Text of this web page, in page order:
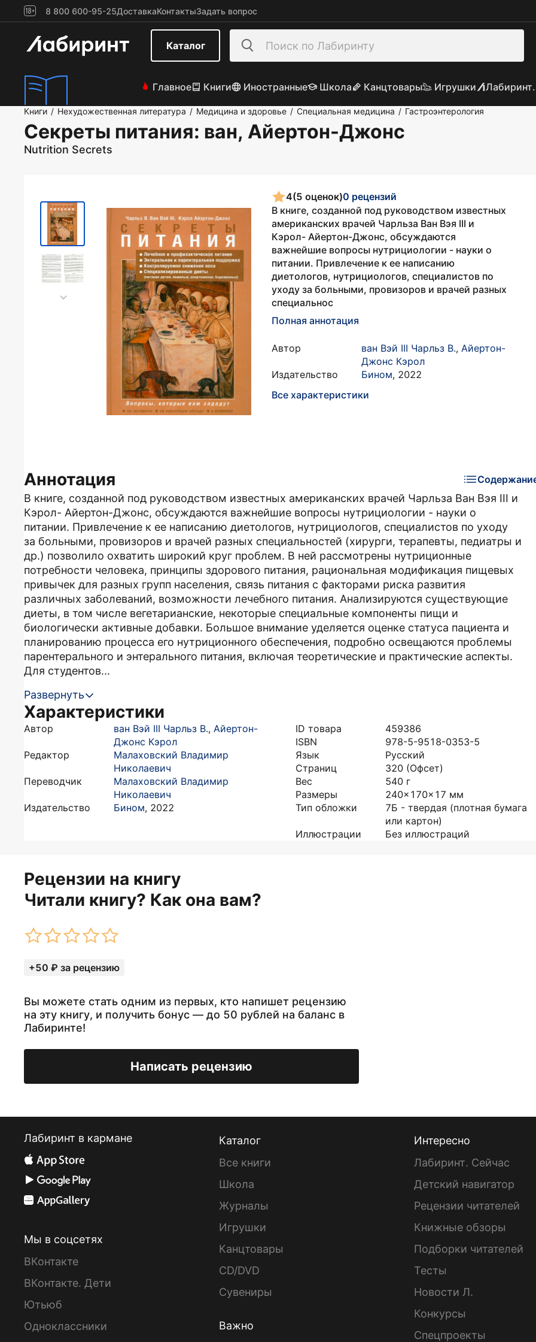
8 800 600-95-25ДоставкаКонтактыЗадать вопрос
Каталог
Главное Книги Иностранные Школа Канцтовары Игрушки
Книги / Нехудожественная литература / Медицина и здоровье / Специальная медицина / Гастроэнтерология
Секреты питания: ван, Айертон-Джонс
Nutrition Secrets
4(5 оценок)0 рецензий
В книге, созданной под руководством известных
американских врачей Чарльза Ван Вэя III и
Кэрол- Айертон-Джонс, обсуждаются
важнейшие вопросы нутрициологии - науки о
питании. Привлечение к ее написанию
диетологов, нутрициологов, специалистов по
уходу за больными, провизоров и врачей разных
специальнос
Полная аннотация
Автор ван Вэй III Чарльз В., Айертон-
Джонс Кэрол
Издательство
Бином, 2022
Все характеристики
Аннотация
В книге, созданной под руководством известных американских врачей Чарльза Ван Вэя III и
Кэрол- Айертон-Джонс, обсуждаются важнейшие вопросы нутрициологии - науки о
питании. Привлечение к ее написанию диетологов, нутрициологов, специалистов по уходу
за больными, провизоров и врачей разных специальностей (хирурги, терапевты, педиатры и
др.) позволило охватить широкий круг проблем. В ней рассмотрены нутриционные
потребности человека, принципы здорового питания, рациональная модификация пищевых
привычек для разных групп населения, связь питания с факторами риска развития
различных заболеваний, возможности лечебного питания. Анализируются существующие
диеты, в том числе вегетарианские, некоторые специальные компоненты пищи и
биологически активные добавки. Большое внимание уделяется оценке статуса пациента и
планированию процесса его нутриционного обеспечения, подробно освещаются проблемы
парентерального и энтерального питания, включая теоретические и практические аспекты.
Для студентов...
Развернуть
Характеристики
Автор ван Вэй III Чарльз В., Айертон-
Джонс Кэрол
Редактор
Малаховский Владимир
Николаевич
Переводчик
Малаховский Владимир
Николаевич
Издательство
Бином, 2022
ID товара
459386
ISBN
978-5-9518-0353-5
Язык
Русский
Страниц
320 (Офсет)
Вес
540 г
Размеры
240x170x17 мм
Тип обложки
7Б - твердая (плотная бумага
или картон)
Иллюстрации
Без иллюстраций
Рецензии на книгу
Читали книгу? Как она вам?
+50 ₽ за рецензию
Вы можете стать одним из первых, кто напишет рецензию
на эту книгу, и получить бонус — до 50 рублей на баланс в
Лабиринте!
Написать рецензию
Лабиринт в кармане
Мы в соцсетях
ВКонтакте
ВКонтакте. Дети
Ютьюб
Одноклассники
Каталог
Все книги
Школа
Журналы
Игрушки
Канцтовары
CD/DVD
Сувениры
Важно
Интересно
Лабиринт. Сейчас
Детский навигатор
Рецензии читателей
Книжные обзоры
Подборки читателей
Тесты
Новости Л.
Конкурсы
Спецпроекты